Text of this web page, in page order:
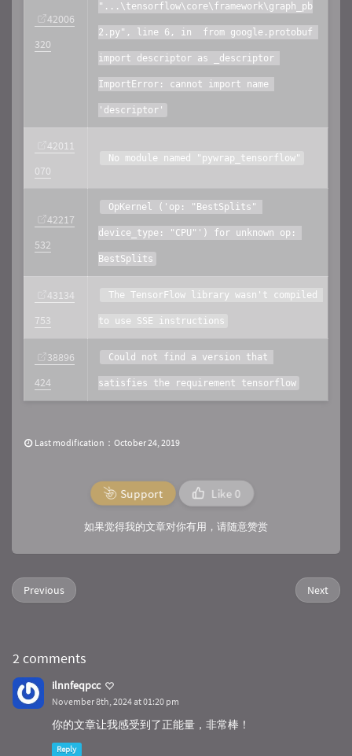
42006
320
"...\tensorflow\core\framework\graph_pb
2.py", line 6, in  from google.protobuf
import descriptor as _descriptor
ImportError: cannot import name
'descriptor'
42011
070
No module named "pywrap_tensorflow"
42217
532
device_type: "CPU"') for unknown op:
BestSplits
43134
753
to use SSE instructions
38896
424
satisfies the requirement tensorflow
Last modification：October 24, 2019
Support Like 0
如果觉得我的文章对你有用，请随意赞赏
Next
Previous
2 comments
ilnnfeqpcc
November 8th, 2024 at 01:20 pm
你的文章让我感受到了正能量，非常棒！
Reply